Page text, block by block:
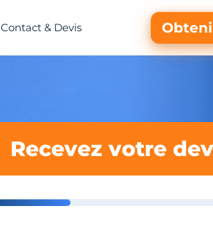
Contact & Devis
Recevez votre